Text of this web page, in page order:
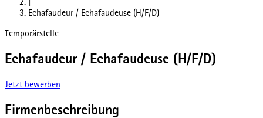
Echafaudeur / Echafaudeuse (H/F/D)
Temporärstelle
Echafaudeur / Echafaudeuse (H/F/D)
Jetzt bewerben
Firmenbeschreibung